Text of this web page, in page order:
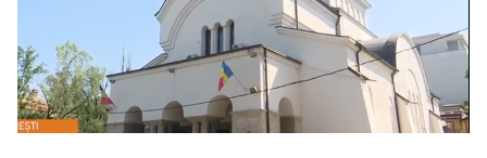
Unmute Loaded:
57.14%